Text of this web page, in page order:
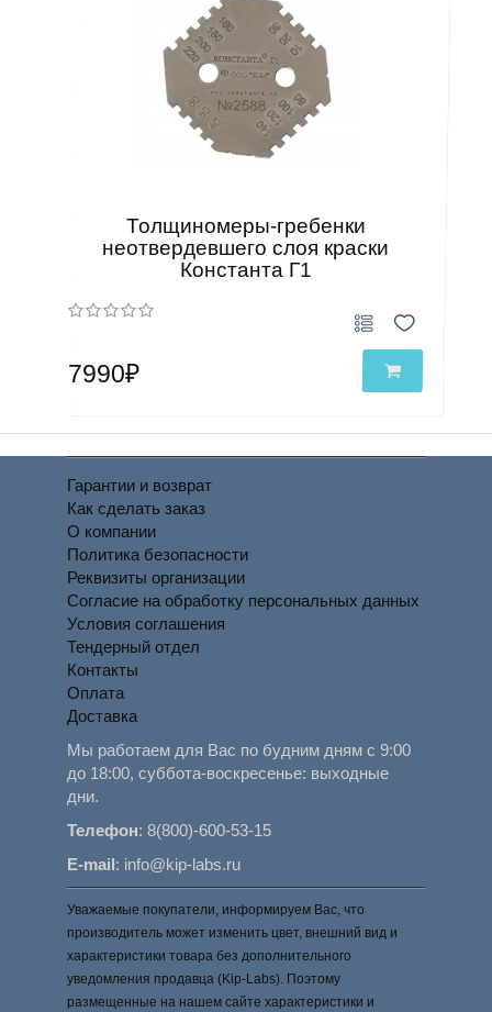
Толщиномеры-гребенки
неотвердевшего слоя краски
Константа Г1
7990₽
Гарантии и возврат
Как сделать заказ
О компании
Политика безопасности
Реквизиты организации
Согласие на обработку персональных данных
Условия соглашения
Тендерный отдел
Контакты
Оплата
Доставка
Мы работаем для Вас по будним дням с 9:00
до 18:00, суббота-воскресенье: выходные
дни.
Телефон:8(800)-600-53-15
E-mail: info@kip-labs.ru
Уважаемые покупатели, информируем Вас, что
производитель может изменить цвет, внешний вид и
характеристики товара без дополнительного
уведомления продавца (Kip-Labs). Поэтому
размещенные на нашем сайте характеристики и